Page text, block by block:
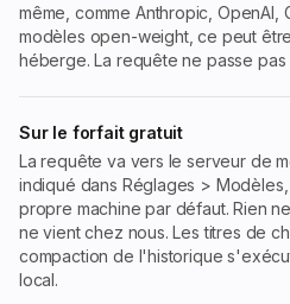
même, comme Anthropic, OpenAI,
modèles open-weight, ce peut
héberge. La requête ne passe pas
Sur le forfait gratuit
La requête va vers le serveur de
indiqué dans Réglages >
propre machine par défaut. Rien
ne vient chez nous. Les titres de
compaction de l'historique
local.